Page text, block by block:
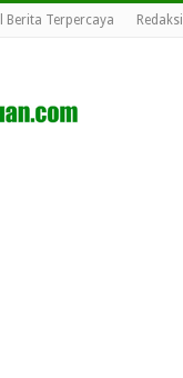
Berita Terpercaya Redaksi